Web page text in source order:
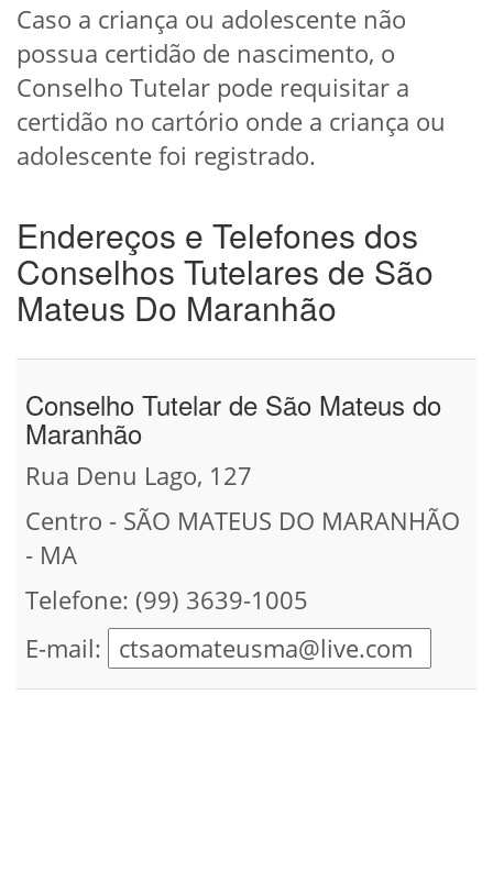
Caso a criança ou adolescente não
possua certidão de nascimento, o
Conselho Tutelar pode requisitar a
certidão no cartório onde a criança ou
adolescente foi registrado.
Endereços e Telefones dos
Conselhos Tutelares de São
Mateus Do Maranhão
Conselho Tutelar de São Mateus do
Maranhão
Rua Denu Lago, 127
Centro - SÃO MATEUS DO MARANHÃO
- MA
Telefone: (99) 3639-1005
E-mail: